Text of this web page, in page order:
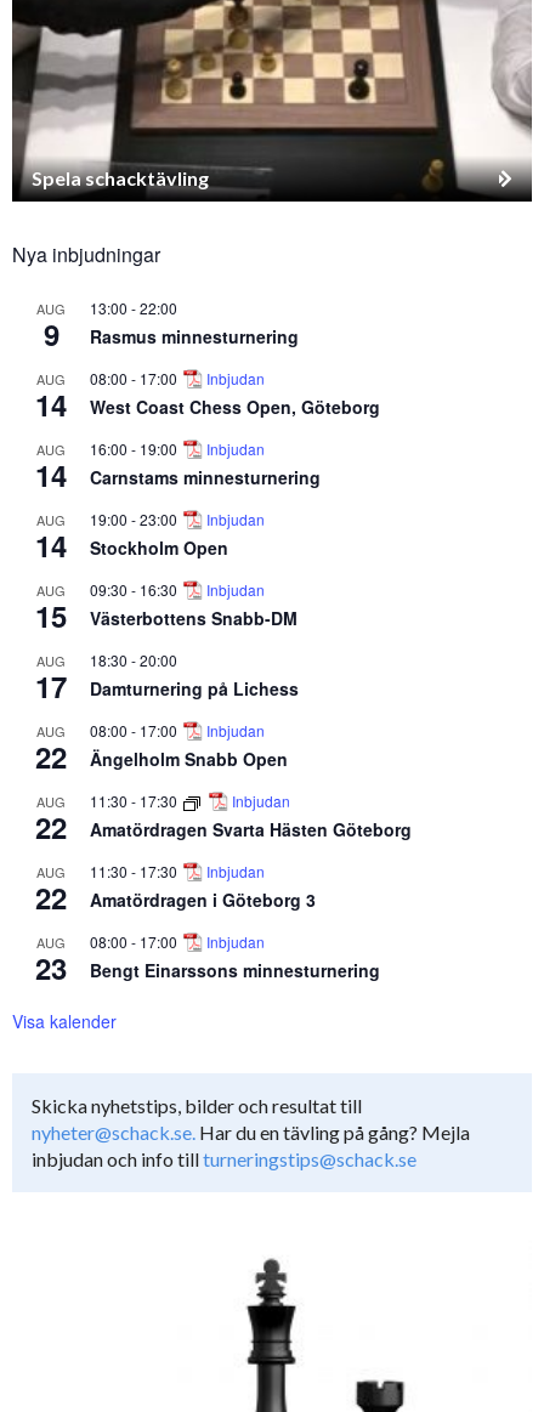
Spela schacktävling
Nya inbjudningar
AUG
9
13:00 -22:00
Rasmus minnesturnering
AUG
14
08:00 - 17:00 Inbjudan
West Coast Chess Open, Göteborg
AUG
14
16:00 - 19:00 Inbjudan
Carnstams minnesturnering
AUG
14
19:00 -23:00 Inbjudan
Stockholm Open
AUG
15
09:30 - 16:30 Inbjudan
Västerbottens Snabb-DM
AUG
17
18:30 -20:00
Damturnering på Lichess
AUG
22
08:00 - 17:00 Inbjudan
Ängelholm Snabb Open
AUG
22
11:30 - 17:30 Inbjudan
Amatördragen Svarta Hästen Göteborg
AUG
22
11:30 - 17:30 Inbjudan
Amatördragen i Göteborg 3
AUG
23
08:00 - 17:00 Inbjudan
Bengt Einarssons minnesturnering
Visa kalender
Skicka nyhetstips, bilder och resultat till
nyheter@schack.se. Har du en tävling på gång? Mejla
inbjudan och info tillturneringstips@schack.se